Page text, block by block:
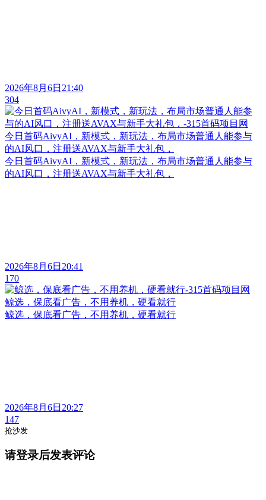
2026年8月6日21:40
304
今日首码AivyAI，新模式，新玩法，布局市场普通人能参与
的AI风口，注册送AVAX与新手大礼包，
今日首码AivyAI，新模式，新玩法，布局市场普通人能参与
的AI风口，注册送AVAX与新手大礼包，
2026年8月6日20:41
170
鲸选，保底看广告，不用养机，硬看就行
鲸选，保底看广告，不用养机，硬看就行
2026年8月6日20:27
147
抢沙发
请登录后发表评论